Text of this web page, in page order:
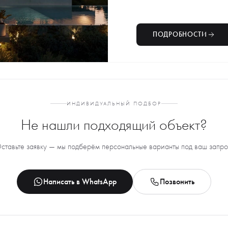
ПОДРОБНОСТИ
ИНДИВИДУАЛЬНЫЙ ПОДБОР
Не нашли подходящий объект?
заявку — мы подберём персональные варианты под ваш
Написать в WhatsApp Позвонить